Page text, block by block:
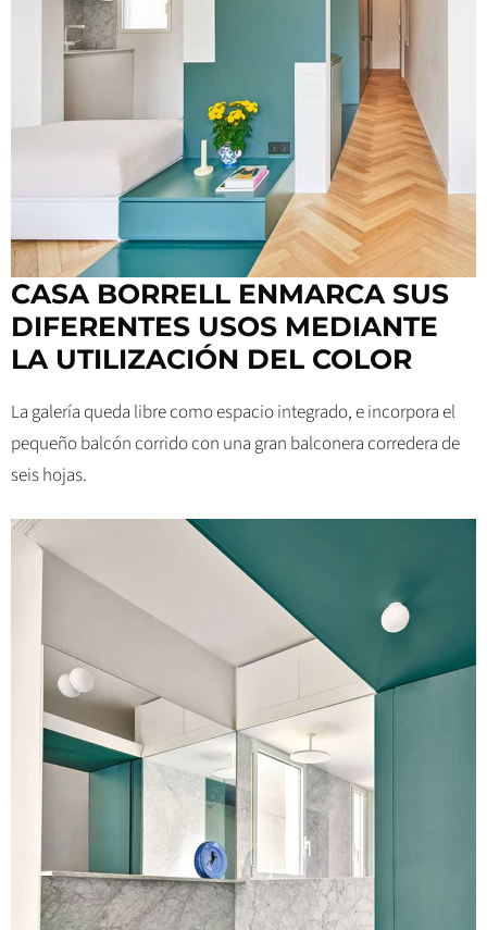
CASA BORRELL ENMARCA SUS
DIFERENTES USOS MEDIANTE
LA UTILIZACIÓN DEL COLOR
La galería queda libre como espacio integrado, e incorpora el
pequeño balcón corrido con una gran balconera corredera de
seis hojas.